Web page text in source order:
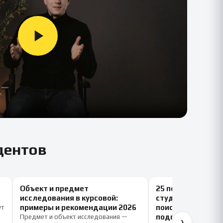
Объект и предмет
исследования в курсовой:
примеры и рекомендации 2026
Предмет и объект исследования —
25 полезных
студентов:
поиска
подготовки